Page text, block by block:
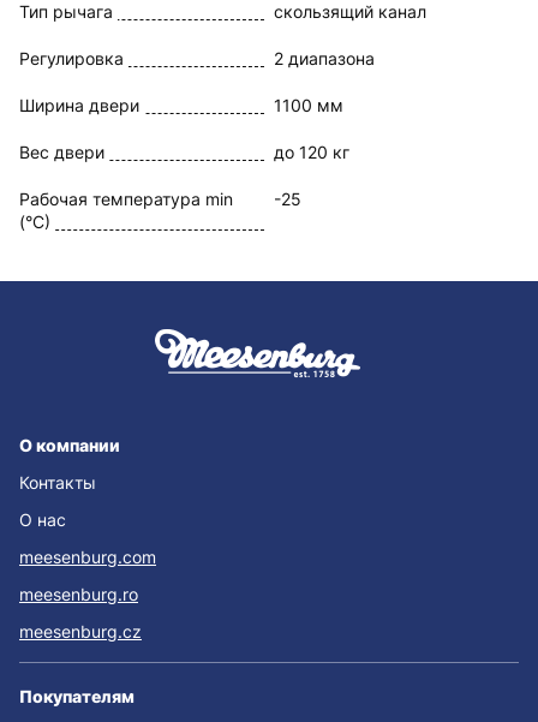
Тип рычага скользящий канал
Регулировка 2 диапазона
Ширина двери 1100 мм
Вес двери до 120 кг
Рабочая температура min
(°C)
-25
О компании
Контакты
О нас
meesenburg.com
meesenburg.ro
meesenburg.cz
Покупателям